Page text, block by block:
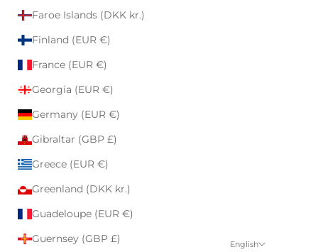
Faroe Islands (DKK kr.)
Finland (EUR €)
France (EUR €)
Georgia (EUR €)
Germany (EUR €)
Gibraltar (GBP £)
Greece (EUR €)
Greenland (DKK kr.)
Guadeloupe (EUR €)
Guernsey (GBP £)
English